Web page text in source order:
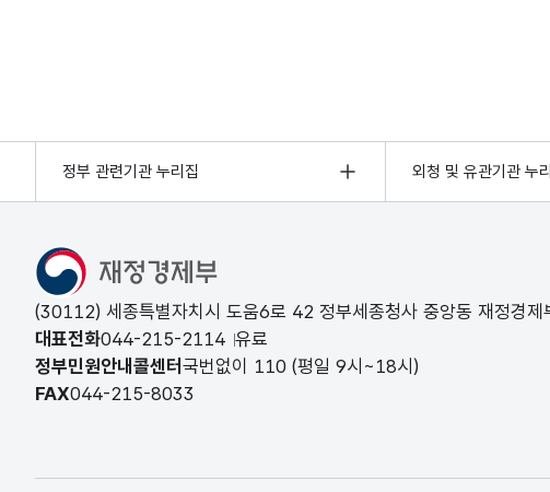
정부 관련기관 누리집 외청 및 유관기관 누
(30112) 세종특별자치시 도움6로 42 정부세종청사 중앙동 재정경제
대표전화044-215-2114 유료
정부민원안내콜센터 국번없이 110 (평일 9시~18시)
FAX044-215-8033